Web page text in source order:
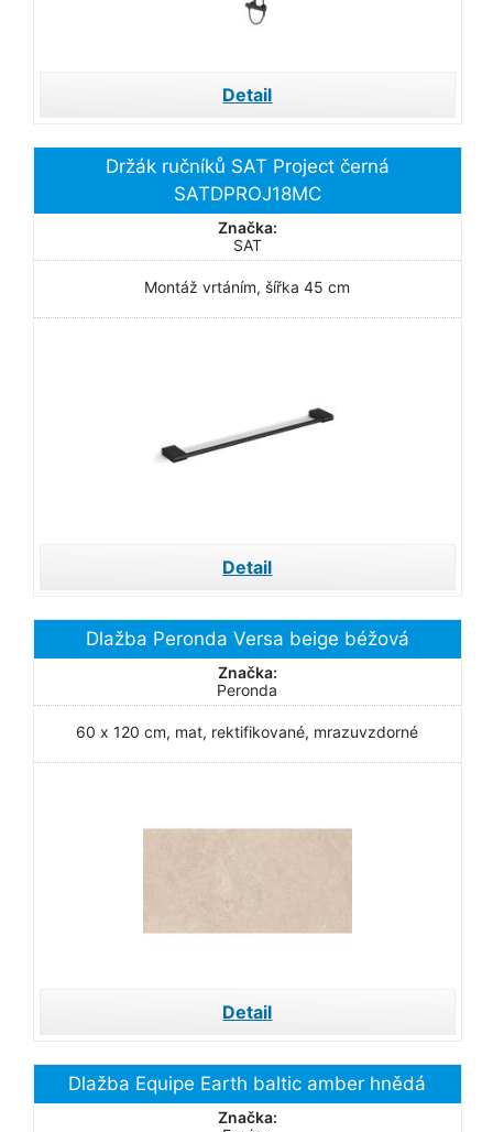
Detail
Držák ručníků SAT Project černá
SATDPROJ18MC
Značka:
SAT
Montáž vrtáním, šířka 45 cm
Detail
Dlažba Peronda Versa beige béžová
Značka:
Peronda
60 x 120 cm, mat, rektifikované, mrazuvzdorné
Detail
Dlažba Equipe Earth baltic amber hnědá
Značka: